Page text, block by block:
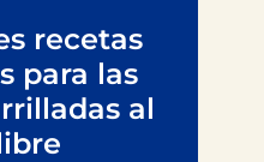
recetas
para las
al